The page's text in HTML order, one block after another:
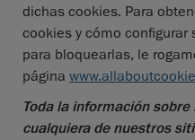
dichas cookies. Para
cookies y cómo configurar
para bloquearlas, le
página
Toda la información
cualquiera de nuestros